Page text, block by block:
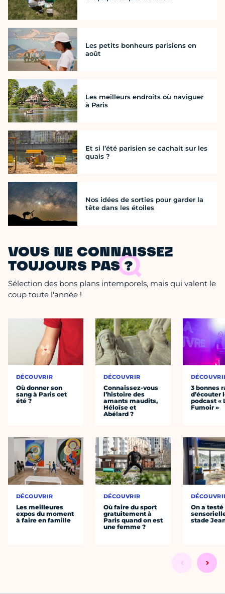
Les petits bonheurs parisiens en
août
Les meilleurs endroits où naviguer
à Paris
Et si l’été parisien se cachait sur les
quais ?
Nos idées de sorties pour garder la
tête dans les étoiles
VOUS NE CONNAISSEZ
TOUJOURS PAS ?
Sélection des bons plans intemporels, mais qui valent le
coup toute l'année !
DÉCOUVRIR
Où donner son
sang à Paris cet
été ?
DÉCOUVRIR
Les meilleures
expos du moment
à faire en famille
DÉCOUVRIR
Connaissez-vous
l’histoire des
amants maudits,
Héloïse et
Abélard ?
DÉCOUVRIR
Où faire du sport
gratuitement à
Paris quand on est
une femme ?
3 bonnes
d’écouter
podcast «
Fumoir »
On a
stade